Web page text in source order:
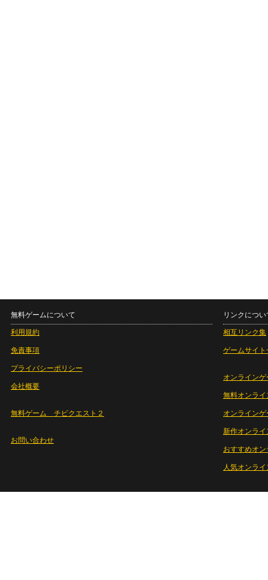
無料ゲームについて
利用規約
免責事項
プライバシーポリシー
会社概要
無料ゲーム チビクエスト２
お問い合わせ
リンクについ
相互リンク集
ゲームサイト
オンラインゲ
無料オンライ
オンライン
新作オンライ
おすすめオ
人気オンラ